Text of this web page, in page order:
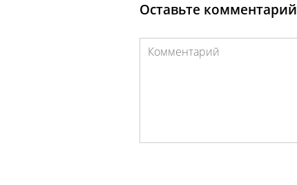
Оставьте комментарий